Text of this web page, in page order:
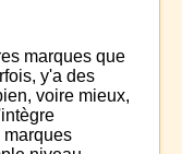
marques que
y'a des
voire mieux,
marques